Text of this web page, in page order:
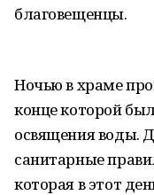
благовещенцы.
Ночью в храме
конце которой
освящения воды.
санитарные
которая в этот